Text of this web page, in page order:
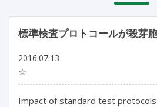
標準検査プロトコールが殺芽
2016.07.13
☆
Impact of standard test